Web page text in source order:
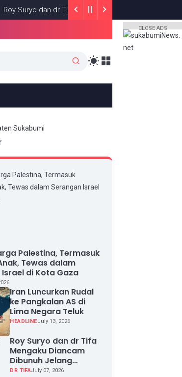
dan dr Tifa Mengaku Diancam Dibunuh Jelang
Palestina, Termasuk
Tewas dalam
di Kota Gaza
Iran Luncurkan Rudal
ke Pangkalan AS di
Lima Negara Teluk
HEADLINEJuly 13, 2026
Roy Suryo dan dr Tifa
Mengaku Diancam
Dibunuh Jelang
Sidang, Klaim Ada
DR TIFAJuly 07, 2026
CLOSE ADS